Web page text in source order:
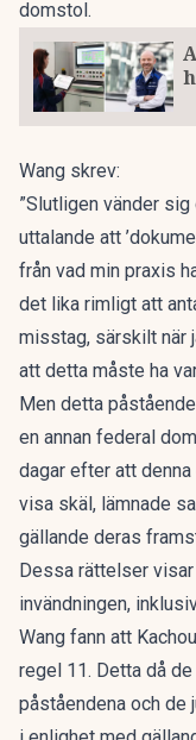
domstol.
Wang skrev:
”Slutligen vänder
uttalande att
från vad min praxis
det lika rimligt att
misstag, särskilt när
att detta måste ha
Men detta
en annan federal
dagar efter att
visa skäl, lämnade
gällande deras
Dessa rättelser
invändningen,
Wang fann att
regel 11. Detta då
påståendena och de